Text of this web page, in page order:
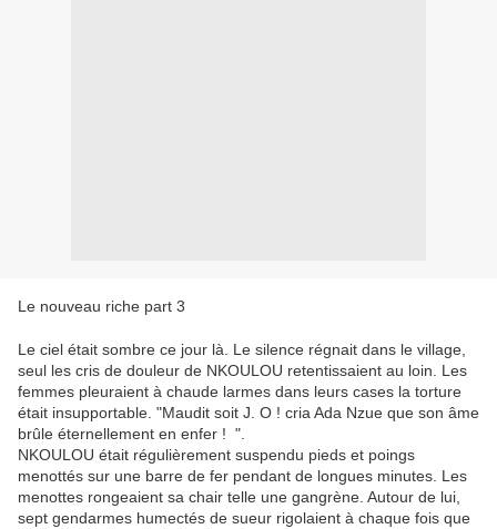
Le nouveau riche part 3
Le ciel était sombre ce jour là. Le silence régnait dans le village,
seul les cris de douleur de NKOULOU retentissaient au loin. Les
femmes pleuraient à chaude larmes dans leurs cases la torture
était insupportable. "Maudit soit J. O ! cria Ada Nzue que son âme
brûle éternellement en enfer ! ".
NKOULOU était régulièrement suspendu pieds et poings
menottés sur une barre de fer pendant de longues minutes. Les
menottes rongeaient sa chair telle une gangrène. Autour de lui,
sept gendarmes humectés de sueur rigolaient à chaque fois que